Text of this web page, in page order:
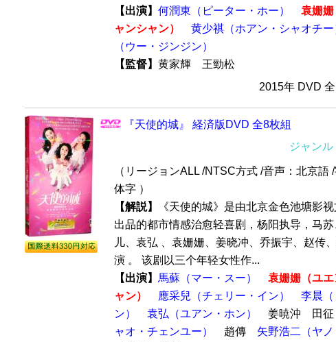
【出演】 何潤東（ピーター・ホー）
袁姗
ャンシャン）
黄少祺（ホアン・シャオチー
（ウー・ジンジン）
【監督】 黄家輝 王勁松
2015年 DVD
『天使的城』 経済版DVD 全8枚組
ジャンル
（リージョンALL /NTSC方式 /音声：北京語
体字 ）
【解説】
《天使的城》是由北京金色池塘影
出品的都市情感治愈轻喜剧，杨阳执导，马
儿、袁弘 、袁姗姗、姜晓冲、乔振宇、赵传
演 。 该剧以三个年轻女性作...
【出演】 馬蘇（マー・スー）
袁姗姗​​​​（ユ
ャン）
應采兒（チェリー・イン）
李晨（
ン）
袁弘（ユアン・ホン） 姜暁沖 田
ャオ・チェンユー）
趙傳 矢野浩二（ヤノ